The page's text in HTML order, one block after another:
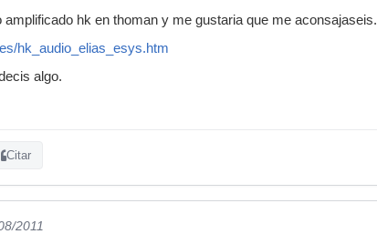
amplificado hk en thoman y me gustaria que me aconsajaseis.
hk_audio_elias_esys.htm
algo.
Citar
2011